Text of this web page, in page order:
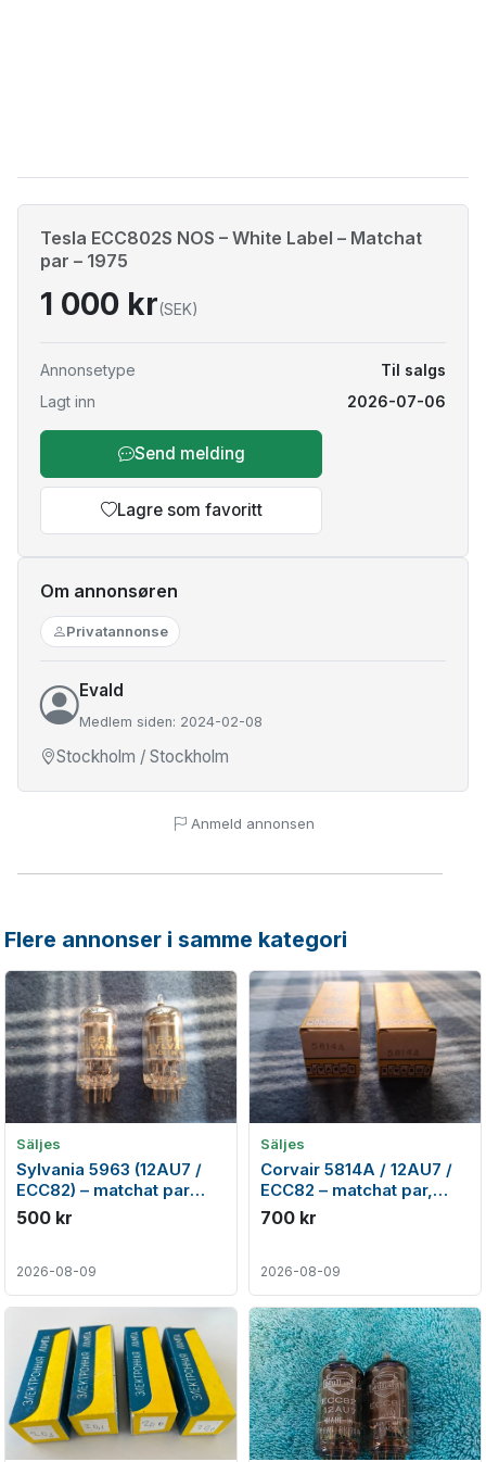
Tesla ECC802S NOS – White Label – Matchat
par – 1975
1 000 kr(SEK)
Annonsetype
Til salgs
Lagt inn
2026-07-06
Send melding
Lagre som favoritt
Om annonsøren
Privatannonse
Evald
Medlem siden: 2024-02-08
Stockholm / Stockholm
Anmeld annonsen
Flere annonser i samme kategori
Säljes
Sylvania 5963 (12AU7 /
ECC82) – matchat par
från 1962, USA
500 kr
2026-08-09
Säljes
Corvair 5814A / 12AU7 /
ECC82 – matchat par,
USA 1960-tal.
700 kr
2026-08-09